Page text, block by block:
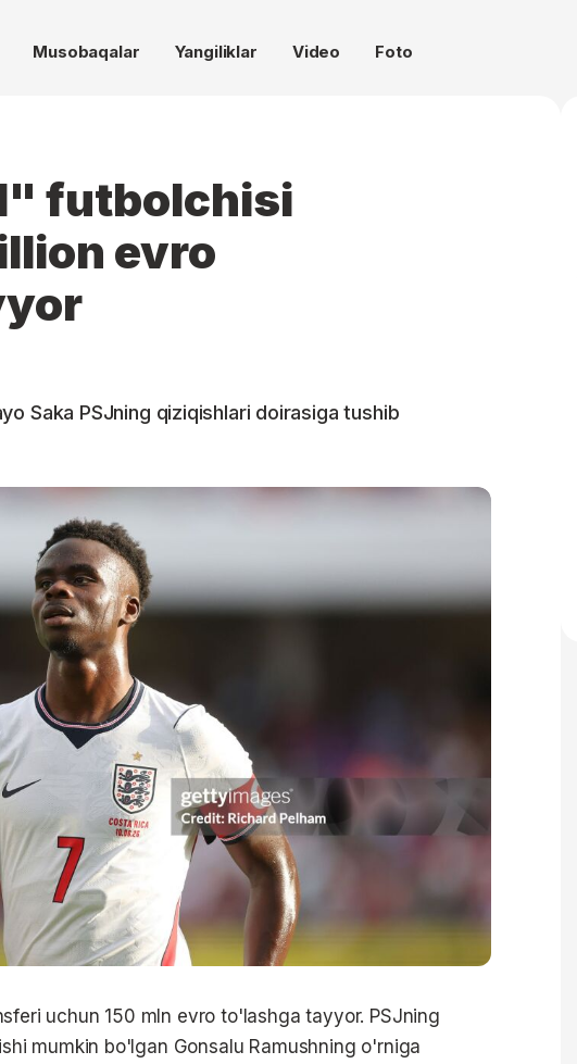
Musobaqalar Yangiliklar Video Foto
futbolchisi
evro
Saka PSJning qiziqishlari doirasiga tushib
uchun 150 mln evro to'lashga tayyor. PSJning
mumkin bo'lgan Gonsalu Ramushning o'rniga